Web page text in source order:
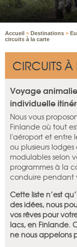
Accueil > Destinations >
circuits à la carte
CIRCUITS
Voyage
individuelle
Nous vous
Finlande où tout
l'aéroport et entre
ou plusieurs lodges
modulables selon
programmes à la
conduire pendant
Cette liste n’est
des idées, nous
vos rêves pour
lacs, en Finlande.
ne nous appelons